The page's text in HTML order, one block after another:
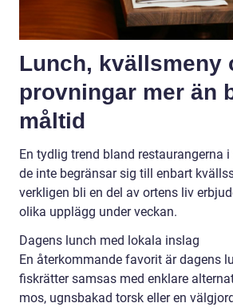
Lunch, kvällsmeny
provningar mer än
måltid
En tydlig trend bland restaurangerna
de inte begränsar sig till enbart
verkligen bli en del av ortens liv
olika upplägg under veckan.
Dagens lunch med lokala inslag
En återkommande favorit är dagens
fiskrätter samsas med enklare
mos, ugnsbakad torsk eller en